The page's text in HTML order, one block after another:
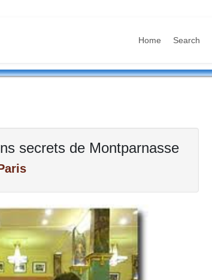
Home Search
secrets de Montparnasse